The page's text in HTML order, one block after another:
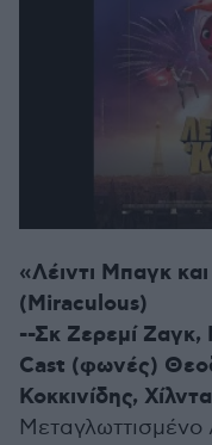
«Λέιντι Μπαγκ
(Miraculous)
--Σκ Ζερεμί
Cast (φωνές)
Κοκκινίδης,
Μεταγλωττισμένο